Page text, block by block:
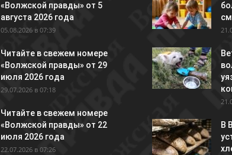
«Волжской правды» от 5
августа 2026 года
05.08.2026 в 07:39
Читайте в свежем номере
«Волжской правды» от 29
июля 2026 года
29.07.2026 в 07:18
Читайте в свежем номере
«Волжской правды» от 22
июля 2026 года
22.07.2026 в 07:26
В